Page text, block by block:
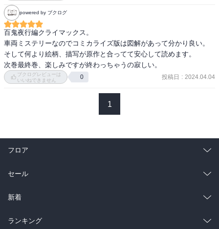
ど、そうじゃないような。次で最後なんだけどどうなるのかな
powered by ブクログ
百鬼夜行編クライマックス。
車両ミステリーなのでコミカライズ版は図解があって分かり良い。
そして何より絵柄、描写が原作と合ってて安心して読めます。
次巻最終巻、楽しみですが終わっちゃうの寂しい。
ブクログレビューは
いいねできません
0 投稿日 : 2024.04.04
1
フロア
総合
ラノベ
雑誌・グラビア
セール
総合
ラノベ
新着
総合
ランキング